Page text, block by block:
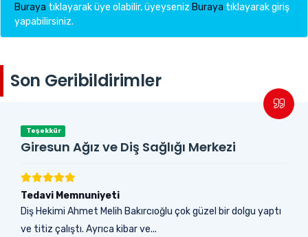
Buraya tıklayarak üye olabilir, üyeyseniz Buraya tıklayarak giriş
yapabilirsiniz.
Son Geribildirimler
Teşekkür
Giresun Ağız ve Diş Sağlığı Merkezi
Tedavi Memnuniyeti
Diş Hekimi Ahmet Melih Bakırcıoğlu çok güzel bir dolgu yaptı
ve titiz çalıştı. Ayrıca kibar ve...